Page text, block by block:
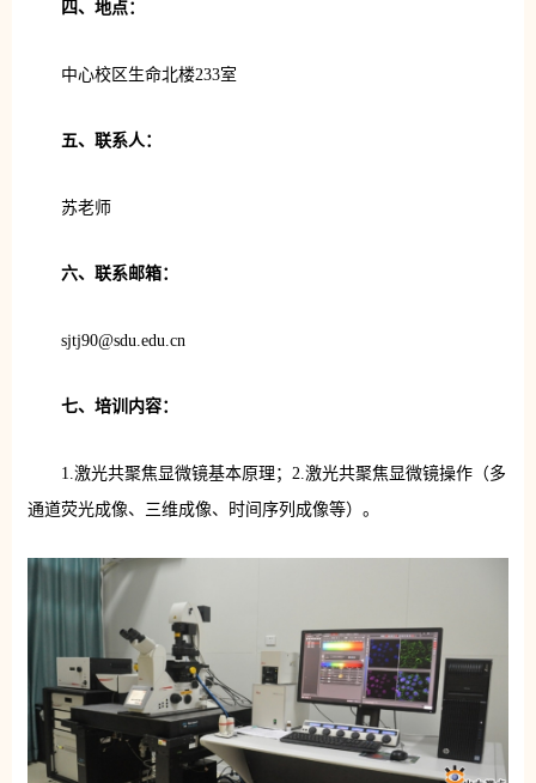
四、地点：
中心校区生命北楼233室
五、联系人：
苏老师
六、联系邮箱：
sjtj90@sdu.edu.cn
七、培训内容：
1.激光共聚焦显微镜基本原理；2.激光共聚焦显微镜操作（多
通道荧光成像、三维成像、时间序列成像等）。